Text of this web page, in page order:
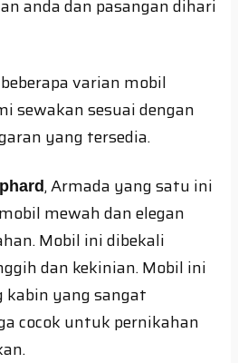
anda dan pasangan dihari
varian mobil
sewakan sesuai dengan
yang tersedia.
, Armada yang satu ini
mewah dan elegan
Mobil ini dibekali
dan kekinian. Mobil ini
yang sangat
cocok untuk pernikahan